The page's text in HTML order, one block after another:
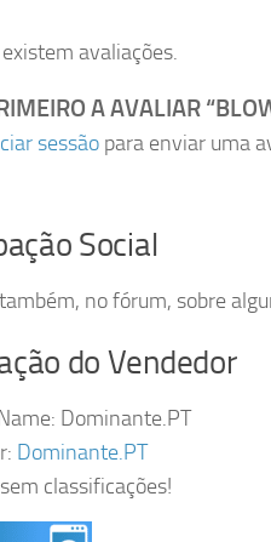
avaliações.
A AVALIAR
sessão para enviar uma
Social
no fórum, sobre
do Vendedor
Dominante.PT
Dominante.PT
classificações!